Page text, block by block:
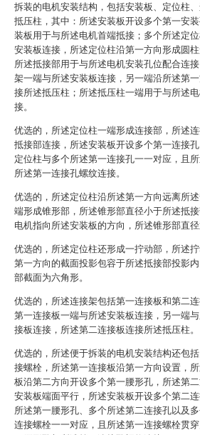
拆装的电机安装结构，包括安装板、定位柱
抵压柱，其中：所述安装板开设多个第一安
装板用于与所述电机首端抵接；多个所述定
安装板连接，所述定位柱沿第一方向形成圆柱
所述抵接部用于与所述电机安装孔位配合连
架一端与所述安装板连接，另一端沿所述第
接所述抵压柱；所述抵压柱一端用于与所述
接。
优选的，所述定位柱一端形成连接部，所述
抵接部连接，所述安装板开设多个第一连接
定位柱与多个所述第一连接孔一一对应，且
所述第一连接孔螺纹连接。
优选的，所述定位柱沿所述第一方向远离所
端形成锥形部，所述锥形部直径小于所述抵
电机指向所述安装板的方向，所述锥形部直径
优选的，所述定位柱还形成一拧动部，所述
第一方向的截面投影包容于所述抵接部投影
部截面为六角形。
优选的，所述连接架包括第一连接板和第二
第一连接板一端与所述安装板连接，另一端
接板连接，所述第二连接板连接所述抵压柱。
优选的，所述便于拆装的电机安装结构还包
接螺栓，所述第一连接板沿第一方向设置，
板沿第二方向开设多个第一腰形孔，所述第
安装板端面平行，所述安装板开设多个第二
所述第一腰形孔、多个所述第二连接孔以及
连接螺栓一一对应，且所述第一连接螺栓贯